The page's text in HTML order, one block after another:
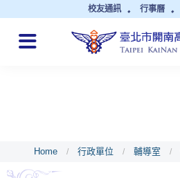
校友通訊 行事曆
QUICK LINKS
Home / 行政單位 / 輔導室 /